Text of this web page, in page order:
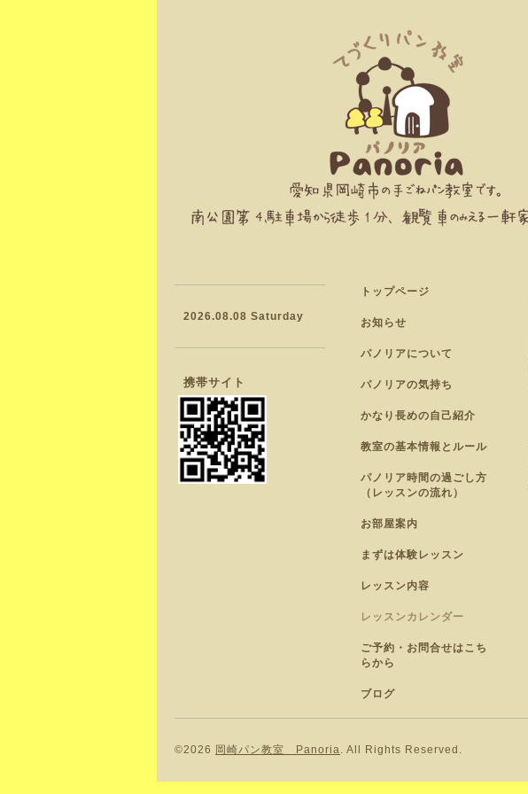
トップページ
お知らせ
パノリアについて
パノリアの気持ち
かなり長めの自己紹介
教室の基本情報とルール
パノリア時間の過ごし方
（レッスンの流れ）
お部屋案内
まずは体験レッスン
レッスン内容
レッスンカレンダー
ご予約・お問合せはこち
らから
ブログ
2026.08.08 Saturday
携帯サイト
©2026 岡崎パン教室 Panoria. All Rights Reserved.